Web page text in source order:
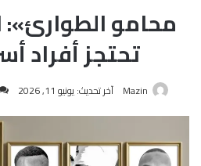
محامو الطوارئ»:
تحتجز أفراد
Mazin آخر تحديث: يونيو 11, 2026